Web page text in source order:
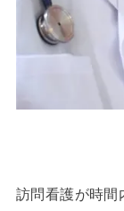
訪問看護が時間